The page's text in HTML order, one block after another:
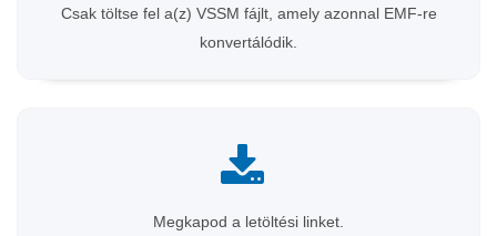
Csak töltse fel a(z) VSSM fájlt, amely azonnal EMF-re
konvertálódik.
Megkapod a letöltési linket.